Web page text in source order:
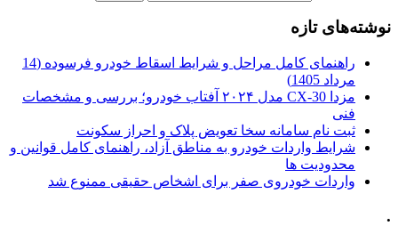
نوشته‌های تازه
راهنمای کامل مراحل و شرایط اسقاط خودرو فرسوده (14
مرداد 1405)
مزدا CX-30 مدل ۲۰۲۴ آفتاب خودرو؛ بررسی و مشخصات
فنی
ثبت نام سامانه سخا تعویض پلاک و احراز سکونت
شرایط واردات خودرو به مناطق آزاد، راهنمای کامل قوانین و
محدودیت ها
واردات خودروی صفر برای اشخاص حقیقی ممنوع شد
.